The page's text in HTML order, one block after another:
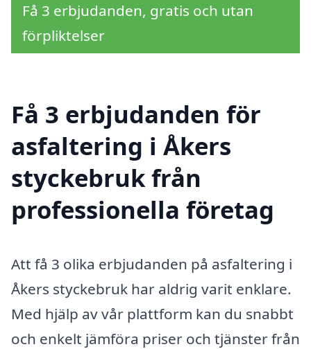
Få 3 erbjudanden, gratis och utan
förpliktelser
Få 3 erbjudanden för
asfaltering i Åkers
styckebruk från
professionella företag
Att få 3 olika erbjudanden på asfaltering i
Åkers styckebruk har aldrig varit enklare.
Med hjälp av vår plattform kan du snabbt
och enkelt jämföra priser och tjänster från